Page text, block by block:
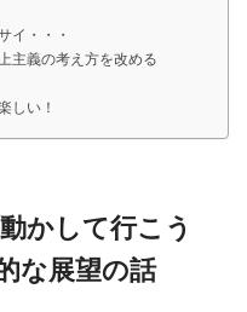
イ・・・
主義の考え方を改める
しい！
かして行こう
な展望の話